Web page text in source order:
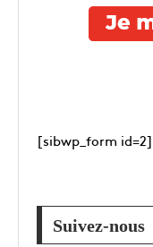
[sibwp_form id=2]
Suivez-nous